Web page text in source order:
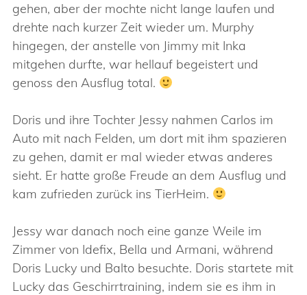
gehen, aber der mochte nicht lange laufen und
drehte nach kurzer Zeit wieder um. Murphy
hingegen, der anstelle von Jimmy mit Inka
mitgehen durfte, war hellauf begeistert und
genoss den Ausflug total.
Doris und ihre Tochter Jessy nahmen Carlos im
Auto mit nach Felden, um dort mit ihm spazieren
zu gehen, damit er mal wieder etwas anderes
sieht. Er hatte große Freude an dem Ausflug und
kam zufrieden zurück ins TierHeim.
Jessy war danach noch eine ganze Weile im
Zimmer von Idefix, Bella und Armani, während
Doris Lucky und Balto besuchte. Doris startete mit
Lucky das Geschirrtraining, indem sie es ihm in